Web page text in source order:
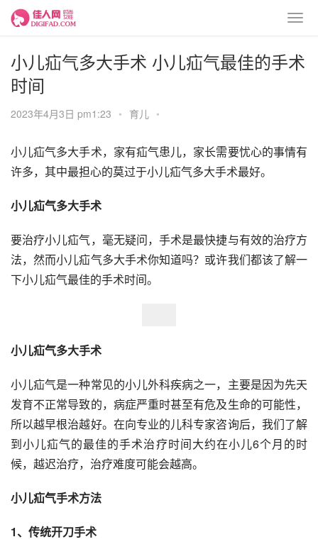
小儿疝气多大手术 小儿疝气最佳的手术
时间
2023年4月3日 pm1:23 • 育儿 •
小儿疝气多大手术，家有疝气患儿，家长需要忧心的事情有
许多，其中最担心的莫过于小儿疝气多大手术最好。
小儿疝气多大手术
要治疗小儿疝气，毫无疑问，手术是最快捷与有效的治疗方
法，然而小儿疝气多大手术你知道吗？或许我们都该了解一
下小儿疝气最佳的手术时间。
小儿疝气多大手术
小儿疝气是一种常见的小儿外科疾病之一，主要是因为先天
发育不正常导致的，病症严重时甚至有危及生命的可能性，
所以越早根治越好。在向专业的儿科专家咨询后，我们了解
到小儿疝气的最佳的手术治疗时间大约在小儿6个月的时
候，越迟治疗，治疗难度可能会越高。
小儿疝气手术方法
1、传统开刀手术